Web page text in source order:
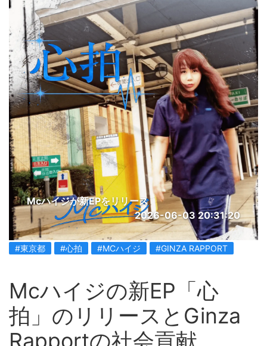
Mcハイジが新EPをリリース
2026-06-03 20:31:20
#東京都 #心拍 #MCハイジ #GINZA RAPPORT
Mcハイジの新EP「心
拍」のリリースとGinza
Rapportの社会貢献